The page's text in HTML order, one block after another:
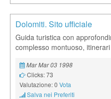
Dolomiti. Sito ufficiale
Guida turistica con
complesso montuoso,
Mar Mar 03 1998
Clicks: 73
Valutazione: 0 Vota
Salva nei Preferiti